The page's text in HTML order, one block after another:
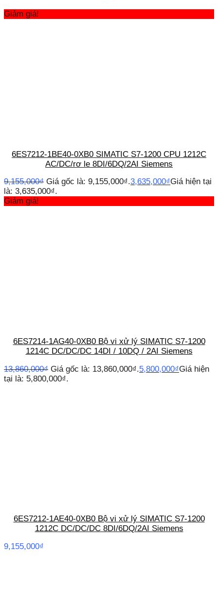
Giảm giá!
6ES7212-1BE40-0XB0 SIMATIC S7-1200 CPU 1212C
AC/DC/rơ le 8DI/6DQ/2AI Siemens
9,155,000₫ Giá gốc là: 9,155,000₫.3,635,000₫Giá hiện tại
là: 3,635,000₫.
Giảm giá!
6ES7214-1AG40-0XB0 Bộ vi xử lý SIMATIC S7-1200
1214C DC/DC/DC 14DI / 10DQ / 2AI Siemens
13,860,000₫ Giá gốc là: 13,860,000₫.5,800,000₫Giá hiện
tại là: 5,800,000₫.
6ES7212-1AE40-0XB0 Bộ vi xử lý SIMATIC S7-1200
1212C DC/DC/DC 8DI/6DQ/2AI Siemens
9,155,000₫